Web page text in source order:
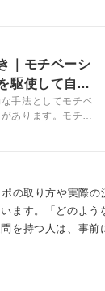
｜モチベーシ
駆使して自己
コツ
手法としてモチベ
あります。モチベ
適切な書き方や活
を極める方法を解説
の取り方や実際の
ます。「どのよう
を持つ人は、事前